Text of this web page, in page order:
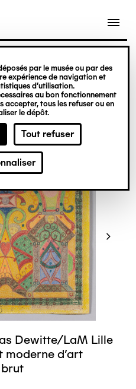
par le musée ou par des
expérience de navigation et
d’utilisation.
au bon fonctionnement
accepter, tous les refuser ou en
le dépôt.
Tout refuser
Dewitte/LaM Lille
moderne d’art